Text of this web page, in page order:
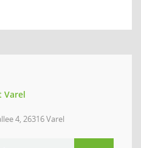
Varel
4, 26316 Varel